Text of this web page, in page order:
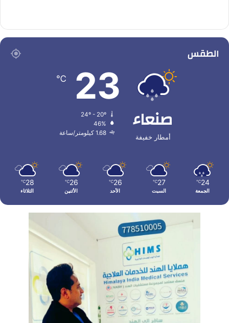
الطقس
صنعاء
أمطار خفيفة
23
℃
46%
1.68 كيلومتر/ساعة
24
℃
الجمعة
27
℃
السبت
26
℃
الأحد
26
℃
الأثنين
28
℃
الثلاثاء